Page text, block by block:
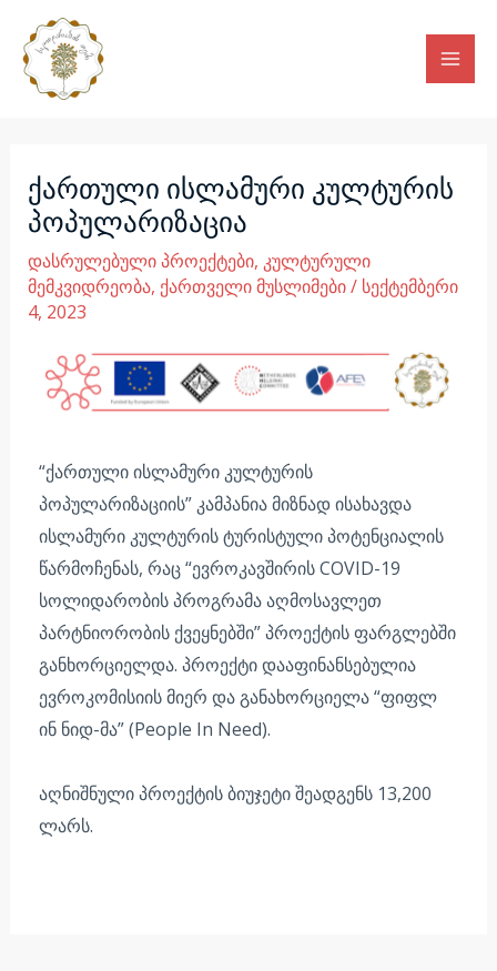
content
ქართული ისლამური კულტურის
პოპულარიზაცია
დასრულებული პროექტები, კულტურული
მემკვიდრეობა, ქართველი მუსლიმები/ სექტემბერი
4, 2023
“ქართული ისლამური კულტურის
პოპულარიზაციის” კამპანია მიზნად ისახავდა
ისლამური კულტურის ტურისტული პოტენციალის
წარმოჩენას, რაც “ევროკავშირის COVID-19
სოლიდარობის პროგრამა აღმოსავლეთ
პარტნიორობის ქვეყნებში” პროექტის ფარგლებში
განხორციელდა. პროექტი დააფინანსებულია
ევროკომისიის მიერ და განახორციელა “ფიფლ
ინ ნიდ-მა” (People In Need).
აღნიშნული პროექტის ბიუჯეტი შეადგენს 13,200
ლარს.